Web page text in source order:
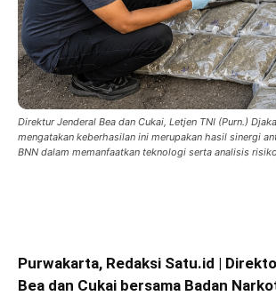
Direktur Jenderal Bea dan Cukai, Letjen TNI (Purn.)
mengatakan keberhasilan ini merupakan hasil sinergi
BNN dalam memanfaatkan teknologi serta analisis
Purwakarta, Redaksi Satu.id |
Bea dan Cukai bersama Badan